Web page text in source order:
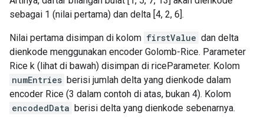
sebagai 1 (nilai pertama) dan delta [4, 2, 6].
Nilai pertama disimpan di kolom firstValue dan delta
dienkode menggunakan encoder Golomb-Rice. Parameter
Rice k (lihat di bawah) disimpan di riceParameter. Kolom
numEntries berisi jumlah delta yang dienkode dalam
encoder Rice (3 dalam contoh di atas, bukan 4). Kolom
encodedData berisi delta yang dienkode sebenarnya.